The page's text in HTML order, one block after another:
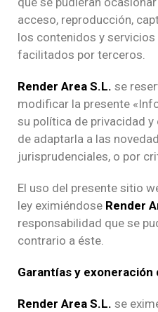
acceso, reproducción,
los contenidos y servicios
facilitados por terceros.
Render Area S.L. se
modificar la presente
su política de privacidad
de adaptarla a las
jurisprudenciales, o por
El uso del presente sitio
ley eximiéndose Render
responsabilidad que se
contrario a éste.
Garantías y
Render Area S.L. se